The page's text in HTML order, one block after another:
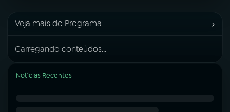
Veja mais do Programa ›
Carregando conteúdos...
Notícias Recentes